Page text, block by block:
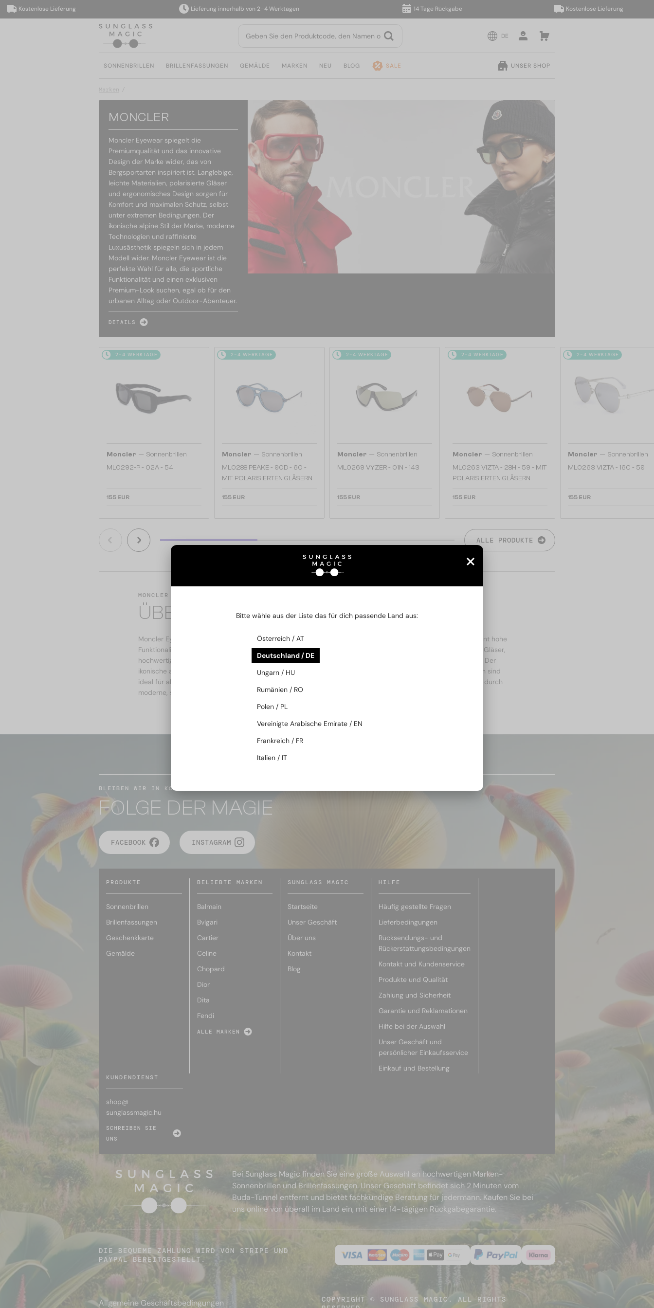
Kostenlose Lieferung Lieferung innerhalb von 2–4 Werktagen 14 Tage Rückgabe Kostenlose Lieferung
DE
SONNENBRILLEN BRILLENFASSUNGEN GEMÄLDE MARKEN NEU BLOG SALE UNSER SHOP
Marken
MONCLER
Moncler Eyewear spiegelt die
Premiumqualität und das innovative
Design der Marke wider, das von
Bergsportarten inspiriert ist. Langlebige,
leichte Materialien, polarisierte Gläser
und ergonomisches Design sorgen für
Komfort und maximalen Schutz, selbst
unter extremen Bedingungen. Der
ikonische alpine Stil der Marke, moderne
Technologien und raffinierte
Luxusästhetik spiegeln sich in jedem
Modell wider. Moncler Eyewear ist die
perfekte Wahl für alle, die sportliche
Funktionalität und einen exklusiven
Premium-Look suchen, egal ob für den
urbanen Alltag oder Outdoor-Abenteuer.
DETAILS
2-4 WERKTAGE
Moncler — Sonnenbrillen
ML0292-P - 02A - 54
155 EUR
2-4 WERKTAGE
Moncler — Sonnenbrillen
ML0288 PEAKE - 90D - 60 -
MIT POLARISIERTEN GLÄSERN
155 EUR
2-4 WERKTAGE
Moncler — Sonnenbrillen
ML0269 VYZER - 01N - 143
155 EUR
2-4 WERKTAGE
Moncler — Sonnenbrillen
ML0263 VIZTA - 28H - 59 - MIT
POLARISIERTEN GLÄSERN
155 EUR
2-4 WERKTAGE
Moncler — Sonnenbrillen
ML0263 VIZTA - 16C - 59
155 EUR
ALLE PRODUKTE
MONCLER
ÜBER DIE MARKE
Moncler Eyewear verbindet die Tradition der Marke im Bergsport mit höchster Qualität. Moncler Eyewear vereint hohe
Funktionalität und Luxus, während die Modelle einen sportlichen Outdoor-Lifestyle widerspiegeln. Polarisierte Gläser,
hochwertige Materialien und ergonomisches Design sorgen dafür, dass die Brillen bequem und langlebig sind. Der
ikonische alpine Stil und die Hightech-Innovation der Marke spiegeln sich in jedem Stück wider. Moncler-Brillen sind
ideal für alle, die nicht nur Wert auf Stil, sondern auch auf Funktionalität und Premium-Qualität legen und sich durch
moderne, sportliche Eleganz auszeichnen.
BLEIBEN WIR IN KONTAKT
FOLGE DER MAGIE
FACEBOOK INSTAGRAM
PRODUKTE
Sonnenbrillen
Brillenfassungen
Geschenkkarte
Gemälde
BELIEBTE MARKEN
Balmain
Bvlgari
Cartier
Celine
Chopard
Dior
Dita
Fendi
ALLE MARKEN
SUNGLASS MAGIC
Startseite
Unser Geschäft
Über uns
Kontakt
Blog
HILFE
Häufig gestellte Fragen
Lieferbedingungen
Rücksendungs- und
Rückerstattungsbedingungen
Kontakt und Kundenservice
Produkte und Qualität
Zahlung und Sicherheit
Garantie und Reklamationen
Hilfe bei der Auswahl
Unser Geschäft und
persönlicher Einkaufsservice
Einkauf und Bestellung
KUNDENDIENST
shop@
sunglassmagic.hu
SCHREIBEN SIE
UNS
Bei Sunglass Magic finden Sie eine große Auswahl an hochwertigen Marken-
Sonnenbrillen und Brillenfassungen. Unser Geschäft befindet sich 2 Minuten vom
Buda-Tunnel entfernt und bietet fachkundige Beratung für jedermann. Kaufen Sie bei
uns online von überall im Land ein, mit einer 14-tägigen Rückgabegarantie.
DIE BEQUEME ZAHLUNG WIRD VON STRIPE UND
PAYPAL BEREITGESTELLT.
Allgemeine Geschäftsbedingungen
COPYRIGHT © SUNGLASS MAGIC. ALL RIGHTS
Bitte wähle aus der Liste das für dich passende Land aus:
Österreich / AT
Deutschland / DE
Ungarn / HU
Rumänien / RO
Polen / PL
Vereinigte Arabische Emirate / EN
Frankreich / FR
Italien / IT